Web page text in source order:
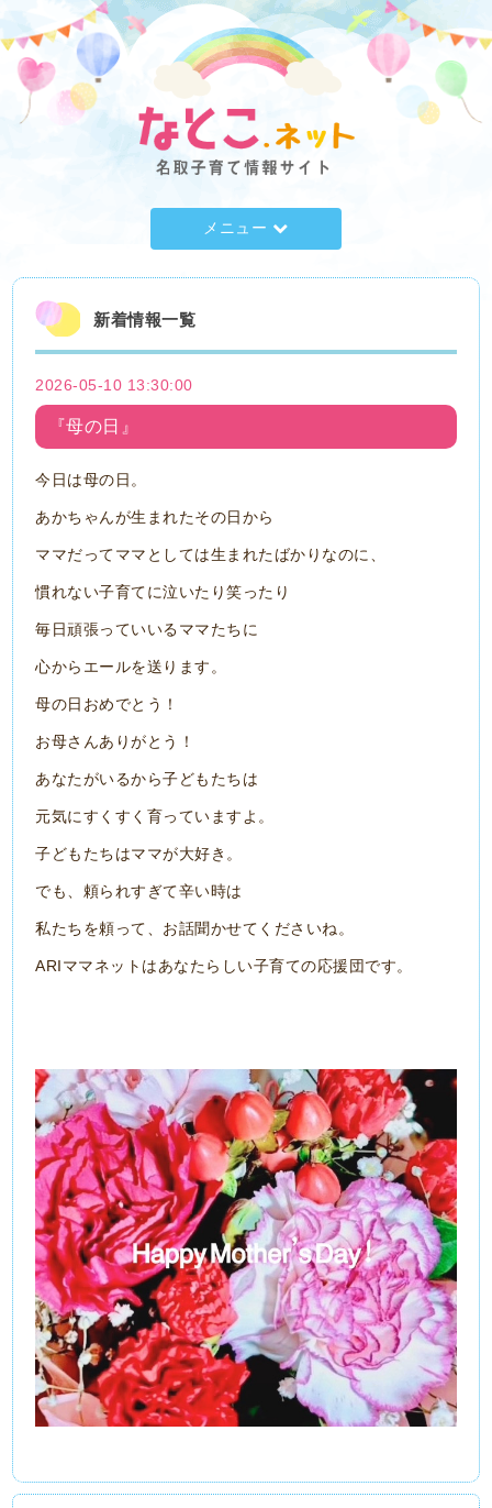
メニュー
新着情報一覧
2026-05-10 13:30:00
『母の日』
今日は母の日。
あかちゃんが生まれたその日から
ママだってママとしては生まれたばかりなのに、
慣れない子育てに泣いたり笑ったり
毎日頑張っていいるママたちに
心からエールを送ります。
母の日おめでとう！
お母さんありがとう！
あなたがいるから子どもたちは
元気にすくすく育っていますよ。
子どもたちはママが大好き。
でも、頼られすぎて辛い時は
私たちを頼って、お話聞かせてくださいね。
ARIママネットはあなたらしい子育ての応援団です。